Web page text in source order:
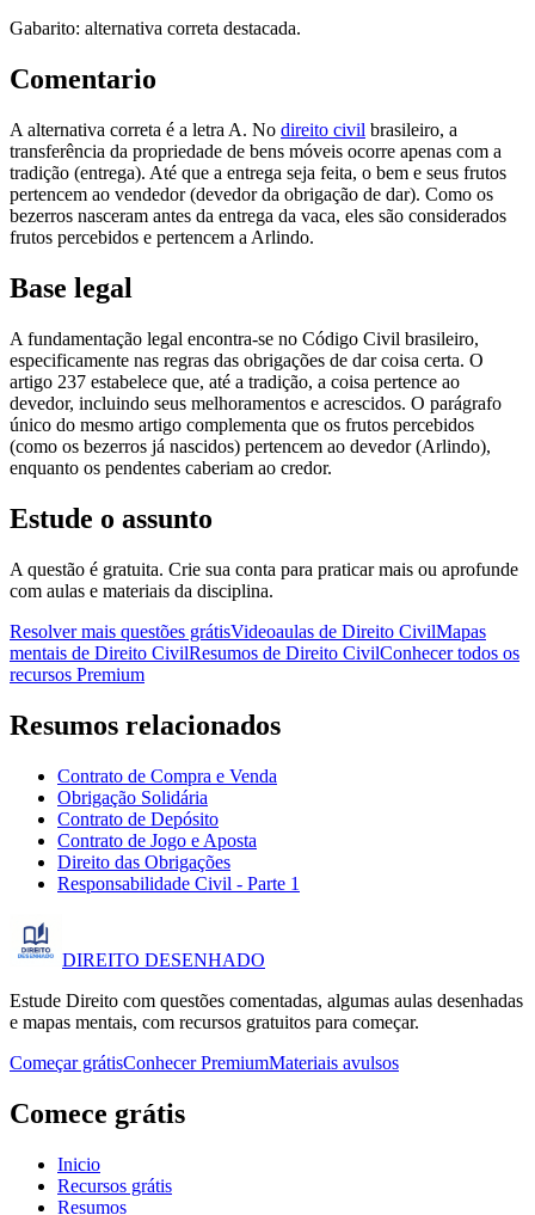
Gabarito: alternativa correta destacada.
Comentario
A alternativa correta é a letra A. No direito civil brasileiro, a
transferência da propriedade de bens móveis ocorre apenas com a
tradição (entrega). Até que a entrega seja feita, o bem e seus frutos
pertencem ao vendedor (devedor da obrigação de dar). Como os
bezerros nasceram antes da entrega da vaca, eles são considerados
frutos percebidos e pertencem a Arlindo.
Base legal
A fundamentação legal encontra-se no Código Civil brasileiro,
especificamente nas regras das obrigações de dar coisa certa. O
artigo 237 estabelece que, até a tradição, a coisa pertence ao
devedor, incluindo seus melhoramentos e acrescidos. O parágrafo
único do mesmo artigo complementa que os frutos percebidos
(como os bezerros já nascidos) pertencem ao devedor (Arlindo),
enquanto os pendentes caberiam ao credor.
Estude o assunto
A questão é gratuita. Crie sua conta para praticar mais ou aprofunde
com aulas e materiais da disciplina.
Resolver mais questões grátisVideoaulas de Direito CivilMapas
mentais de Direito CivilResumos de Direito CivilConhecer todos os
recursos Premium
Resumos relacionados
Contrato de Compra e Venda
Obrigação Solidária
Contrato de Depósito
Contrato de Jogo e Aposta
Direito das Obrigações
Responsabilidade Civil - Parte 1
DIREITO DESENHADO
Estude Direito com questões comentadas, algumas aulas desenhadas
e mapas mentais, com recursos gratuitos para começar.
Começar grátisConhecer PremiumMateriais avulsos
Comece grátis
Inicio
Recursos grátis
Resumos